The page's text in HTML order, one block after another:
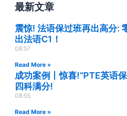
最新文章
震惊! 法语保过班再出高分:
出法语C1！
08:57
Read More »
成功案例丨惊喜!“PTE英语
四科满分!
08:55
Read More »